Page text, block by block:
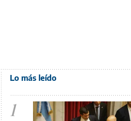
Lo más leído
1